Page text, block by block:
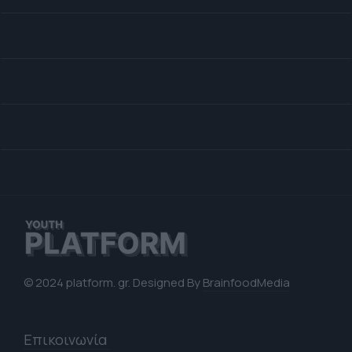
© 2024 platform. gr. Designed ByBrainfoodMedia
Επικοινωνία